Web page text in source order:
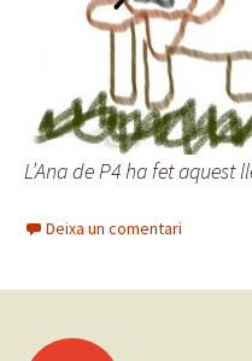
L’Ana de P4 ha fet aquest
Deixa un comentari